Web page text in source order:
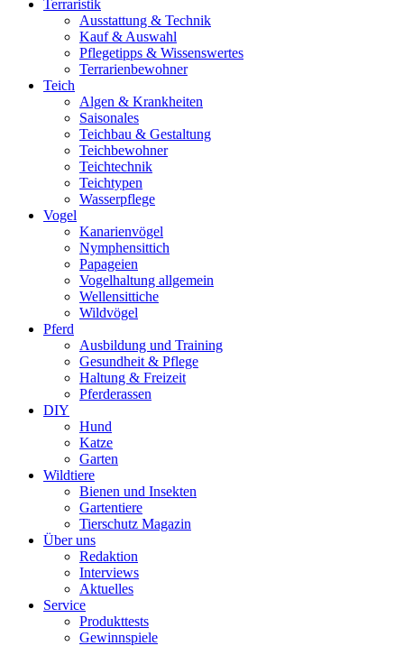
Terraristik
Ausstattung & Technik
Kauf & Auswahl
Pflegetipps & Wissenswertes
Terrarienbewohner
Teich
Algen & Krankheiten
Saisonales
Teichbau & Gestaltung
Teichbewohner
Teichtechnik
Teichtypen
Wasserpflege
Vogel
Kanarienvögel
Nymphensittich
Papageien
Vogelhaltung allgemein
Wellensittiche
Wildvögel
Pferd
Ausbildung und Training
Gesundheit & Pflege
Haltung & Freizeit
Pferderassen
DIY
Hund
Katze
Garten
Wildtiere
Bienen und Insekten
Gartentiere
Tierschutz Magazin
Über uns
Redaktion
Interviews
Aktuelles
Service
Produkttests
Gewinnspiele